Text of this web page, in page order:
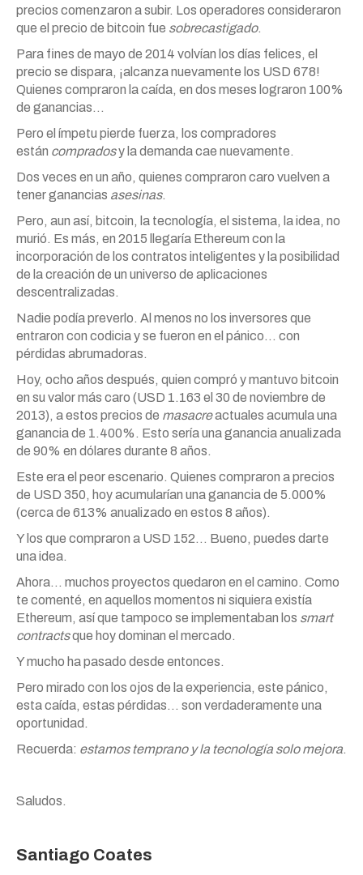
precios comenzaron a subir. Los operadores consideraron
que el precio de bitcoin fue sobrecastigado.
Para fines de mayo de 2014 volvían los días felices, el
precio se dispara, ¡alcanza nuevamente los USD 678!
Quienes compraron la caída, en dos meses lograron 100%
de ganancias…
Pero el ímpetu pierde fuerza, los compradores
están compradosy la demanda cae nuevamente.
Dos veces en un año, quienes compraron caro vuelven a
tener ganancias asesinas.
Pero, aun así, bitcoin, la tecnología, el sistema, la idea, no
murió. Es más, en 2015 llegaría Ethereum con la
incorporación de los contratos inteligentes y la posibilidad
de la creación de un universo de aplicaciones
descentralizadas.
Nadie podía preverlo. Al menos no los inversores que
entraron con codicia y se fueron en el pánico… con
pérdidas abrumadoras.
Hoy, ocho años después, quien compró y mantuvo bitcoin
en su valor más caro (USD 1.163 el 30 de noviembre de
2013), a estos precios de masacreactuales acumula una
ganancia de 1.400%. Esto sería una ganancia anualizada
de 90% en dólares durante 8 años.
Este era el peor escenario. Quienes compraron a precios
de USD 350, hoy acumularían una ganancia de 5.000%
(cerca de 613% anualizado en estos 8 años).
Y los que compraron a USD 152… Bueno, puedes darte
una idea.
Ahora… muchos proyectos quedaron en el camino. Como
te comenté, en aquellos momentos ni siquiera existía
Ethereum, así que tampoco se implementaban los smart
contractsque hoy dominan el mercado.
Y mucho ha pasado desde entonces.
Pero mirado con los ojos de la experiencia, este pánico,
esta caída, estas pérdidas… son verdaderamente una
oportunidad.
Recuerda: estamos temprano y la tecnología solo mejora.
Saludos.
Santiago Coates